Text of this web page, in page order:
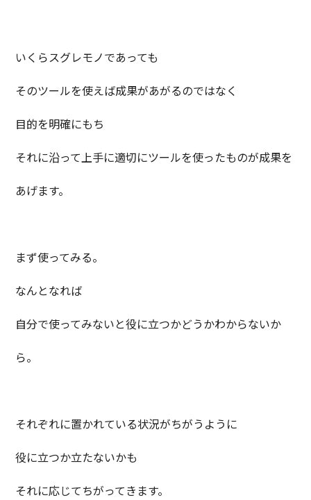
いくらスグレモノであっても
そのツールを使えば成果があがるのではなく
目的を明確にもち
それに沿って上手に適切にツールを使ったものが成果を
あげます。
まず使ってみる。
なんとなれば
自分で使ってみないと役に立つかどうかわからないか
ら。
それぞれに置かれている状況がちがうように
役に立つか立たないかも
それに応じてちがってきます。